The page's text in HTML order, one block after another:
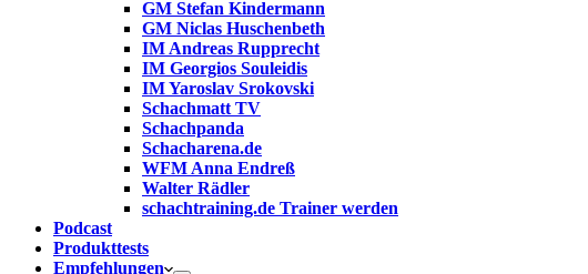
GM Stefan Kindermann
GM Niclas Huschenbeth
IM Andreas Rupprecht
IM Georgios Souleidis
IM Yaroslav Srokovski
Schachmatt TV
Schachpanda
Schacharena.de
WFM Anna Endreß
Walter Rädler
schachtraining.de Trainer werden
Podcast
Produkttests
Empfehlungen